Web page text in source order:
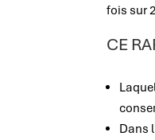
fois sur
CE
Dans